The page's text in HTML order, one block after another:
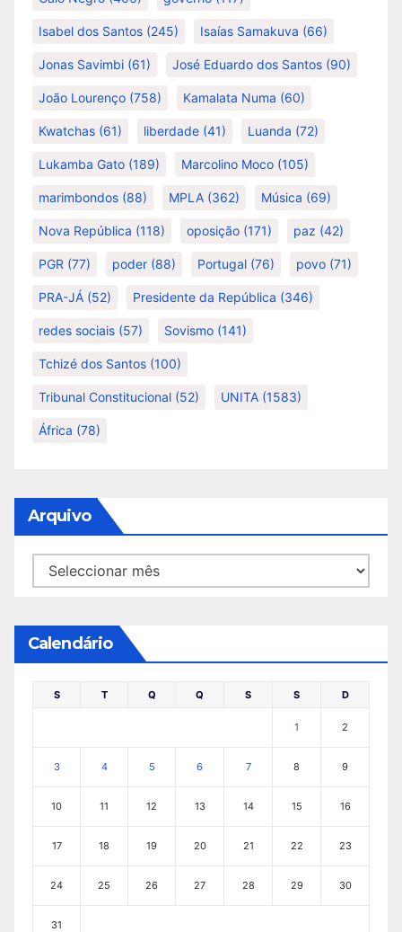
Isabel dos Santos (245) Isaías Samakuva (66)
Jonas Savimbi (61) José Eduardo dos Santos (90)
João Lourenço (758) Kamalata Numa (60)
Kwatchas (61) liberdade (41) Luanda (72)
Lukamba Gato (189) Marcolino Moco (105)
marimbondos (88) MPLA (362) Música (69)
Nova República (118) oposição (171) paz (42)
PGR (77) poder (88) Portugal (76) povo (71)
PRA-JÁ (52) Presidente da República (346)
redes sociais (57) Sovismo (141)
Tchizé dos Santos (100)
Tribunal Constitucional (52) UNITA (1583)
África (78)
Arquivo
Arquivo
Calendário
S T Q Q S S D
1 2
3 4 5 6 7 8 9
10 11 12 13 14 15 16
17 18 19 20 21 22 23
24 25 26 27 28 29 30
31